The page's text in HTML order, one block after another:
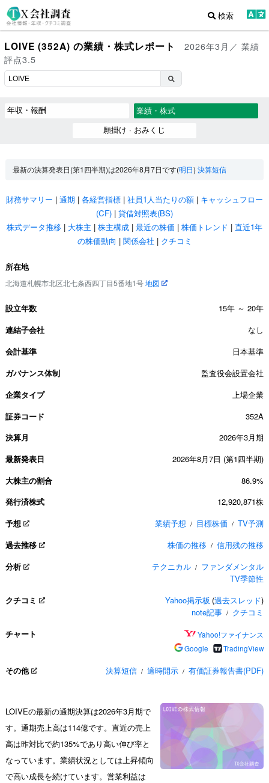
検索
LOIVE (352A) の業績・株式レポート
2026年3月／ 業績
評点3.5
年収・報酬
業績・株式
願掛け · おみくじ
最新の決算発表日(第1四半期)は2026年8月7日です(明日)決算短信
財務サマリー | 通期 | 各経営指標 | 社員1人当たりの額 | キャッシュフロー
(CF) | 貸借対照表(BS)
株式データ推移 | 大株主 | 株主構成 | 最近の株価 | 株価トレンド | 直近1年
の株価動向 | 関係会社 | クチコミ
所在地
北海道札幌市北区北七条西四丁目5番地1号地図
設立年数
15年 ～ 20年
連結子会社
なし
会計基準
日本基準
ガバナンス体制
監査役会設置会社
企業タイプ
上場企業
証券コード
352A
決算月
2026年3月期
最新発表日
2026年8月7日 (第1四半期)
大株主の割合
86.9%
発行済株式
12,920,871株
予想
業績予想 / 目標株価 / TV予測
過去推移
株価の推移 / 信用残の推移
分析
テクニカル / ファンダメンタル
TV季節性
クチコミ
Yahoo掲示板 (過去スレッド)
note記事 / クチコミ
チャート
Yahoo!ファイナンス
Google
TradingView
その他 決算短信 / 適時開示 / 有価証券報告書(PDF)
LOIVEの最新の通期決算は2026年3月期で
す。通期売上高は114億です。直近の売上
高は昨対比で約135%であり高い伸び率と
なっています。業績状況としては上昇傾向
で高い成長を続けています。営業利益は